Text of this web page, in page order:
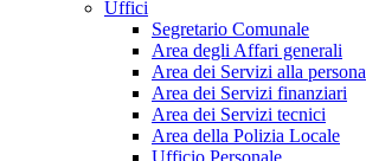
Uffici
Segretario Comunale
Area degli Affari generali
Area dei Servizi alla persona
Area dei Servizi finanziari
Area dei Servizi tecnici
Area della Polizia Locale
Ufficio Personale